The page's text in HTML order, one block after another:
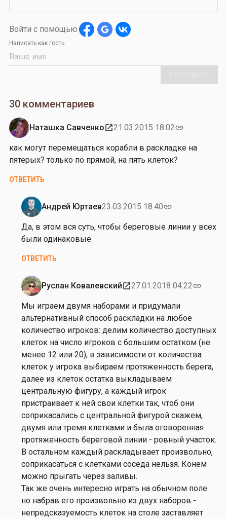
Войти с помощью
Написать как гость
30 комментариев
Наташка Савченкоopen_in_new21.03.2015 18:02link
как могут перемещаться корабли в раскладке на
пятерых? только по прямой, на пять клеток?
ОТВЕТИТЬ
Андрей Юртаев23.03.2015 18:40link
Ответ
на
от
а
а
ш
к
а
С
а
в
ч
е
н
к
о
Да, в этом вся суть, чтобы береговые линии у всех
были одинаковые.
ОТВЕТИТЬ
Руслан Ковалевскийopen_in_new27.01.2018 04:22link
Ответ
на
от
Н
а
т
а
ш
к
а
С
а
в
ч
е
н
к
о
Мы играем двумя наборами и придумали
альтернативный способ раскладки на любое
количество игроков: делим количество доступных
клеток на число игроков с большим остатком (не
менее 12 или 20), в зависимости от количества
клеток у игрока выбираем протяженность берега,
далее из клеток остатка выкладываем
центральную фигуру, а каждый игрок
пристраивает к ней свои клетки так, чтоб они
соприкасались с центральной фигурой скажем,
двумя или тремя клетками и была оговоренная
протяженность береговой линии - ровный участок.
В остальном каждый раскладывает произвольно,
соприкасаться с клетками соседа нельзя. Конем
можно прыгать через заливы.
Так же очень интересно играть на обычном поле
но набрав его произвольно из двух наборов -
непредсказуемость клеток на столе заставляет